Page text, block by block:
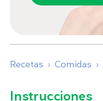
Recetas Comidas
Instrucciones